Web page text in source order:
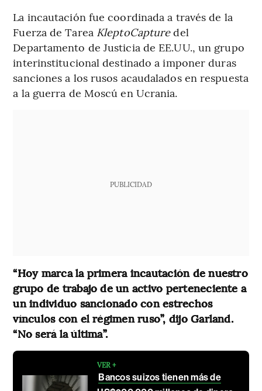
La incautación fue coordinada a través de la
Fuerza de Tarea KleptoCapturedel
Departamento de Justicia de EE.UU., un grupo
interinstitucional destinado a imponer duras
sanciones a los rusos acaudalados en respuesta
a la guerra de Moscú en Ucrania.
PUBLICIDAD
“Hoy marca la primera incautación de nuestro
grupo de trabajo de un activo perteneciente a
un individuo sancionado con estrechos
vínculos con el régimen ruso”, dijo Garland.
“No será la última”.
VER +
Bancos suizos tienen más de